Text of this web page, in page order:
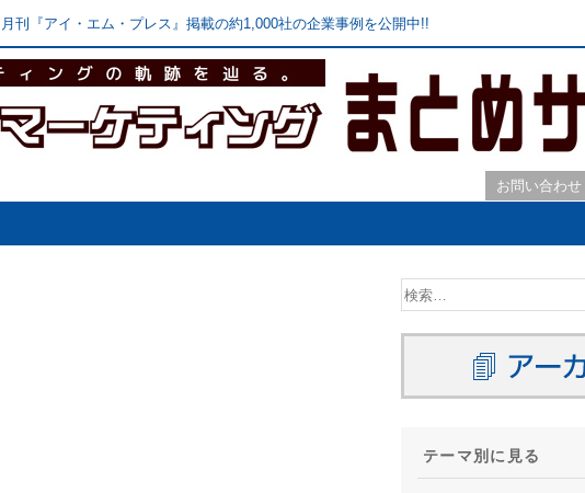
『アイ・エム・プレス』掲載の約1,000社の企業事例を公開中!!
お問い合わせ
テーマ別に見る